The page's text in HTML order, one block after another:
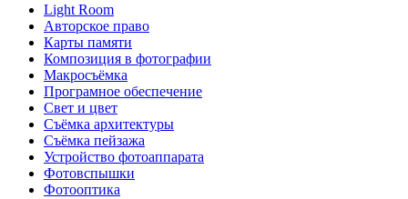
Light Room
Авторское право
Карты памяти
Композиция в фотографии
Макросъёмка
Програмное обеспечение
Свет и цвет
Съёмка архитектуры
Съёмка пейзажа
Устройство фотоаппарата
Фотовспышки
Фотооптика